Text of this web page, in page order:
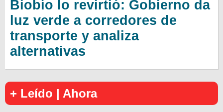
Biobío lo revirtió: Gobierno da
luz verde a corredores de
transporte y analiza
alternativas
+ Leído | Ahora